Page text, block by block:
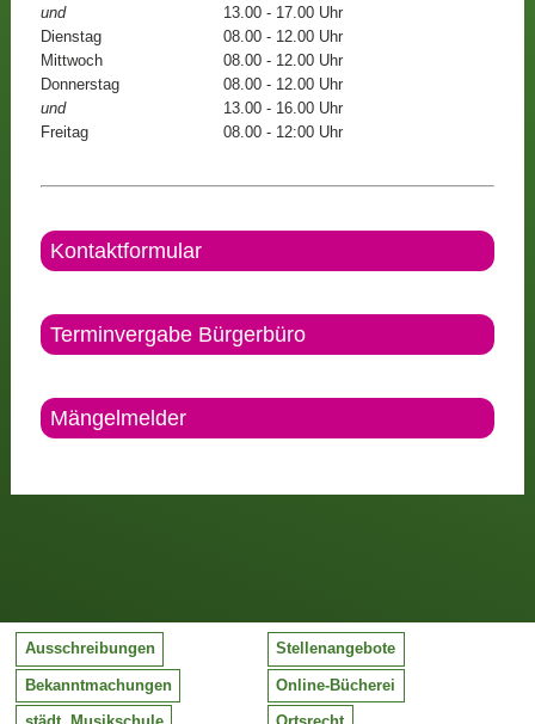
und
13.00 - 17.00 Uhr
Dienstag
08.00 - 12.00 Uhr
Mittwoch
08.00 - 12.00 Uhr
Donnerstag
08.00 - 12.00 Uhr
und
13.00 - 16.00 Uhr
Freitag
08.00 - 12:00 Uhr
Kontaktformular
Terminvergabe Bürgerbüro
Mängelmelder
Ausschreibungen Stellenangebote
Bekanntmachungen Online-Bücherei